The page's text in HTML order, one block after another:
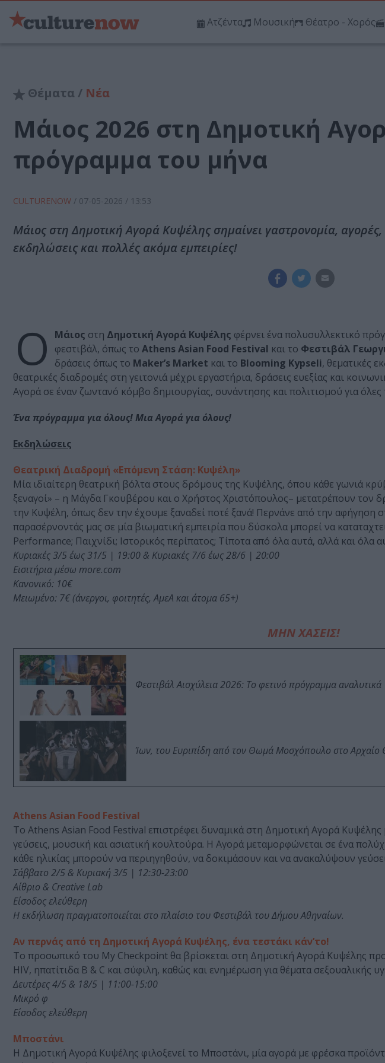
Ατζέντα Μουσική Θέατρο - Χορός
Θέματα / Νέα
Μάιος 2026 στη Δημοτική
πρόγραμμα του μήνα
CULTURENOW / 07-05-2026 / 13:53
Μάιος στη Δημοτική Αγορά Κυψέλης σημαίνει γαστρονομία, αγορές,
εκδηλώσεις και πολλές ακόμα εμπειρίες!
Ο Μάιος στη Δημοτική Αγορά Κυψέλης φέρνει ένα πολυσυλλεκτικό
φεστιβάλ, όπως το Athens Asian Food Festival και το Φεστιβάλ
δράσεις όπως το Maker’s Market και το Blooming Kypseli, θεματικές
θεατρικές διαδρομές στη γειτονιά μέχρι εργαστήρια, δράσεις ευεξίας και
Αγορά σε έναν ζωντανό κόμβο δημιουργίας, συνάντησης και πολιτισμού για όλες
Ένα πρόγραμμα για όλους! Μια Αγορά για όλους!
Εκδηλώσεις
Θεατρική Διαδρομή «Επόμενη Στάση: Κυψέλη»
Μία ιδιαίτερη θεατρική βόλτα στους δρόμους της Κυψέλης, όπου κάθε γωνιά
ξεναγοί» – η Μάγδα Γκουβέρου και ο Χρήστος Χριστόπουλος– μετατρέπουν τον
την Κυψέλη, όπως δεν την έχουμε ξαναδεί ποτέ ξανά! Περνάνε από την αφήγηση
παρασέρνοντάς μας σε μία βιωματική εμπειρία που δύσκολα μπορεί να
Performance; Παιχνίδι; Ιστορικός περίπατος; Τίποτα από όλα αυτά, αλλά και όλα
Κυριακές 3/5 έως 31/5 | 19:00 & Κυριακές 7/6 έως 28/6 | 20:00
Εισιτήρια μέσω more.com
Κανονικό: 10€
Μειωμένο: 7€ (άνεργοι, φοιτητές, ΑμεΑ και άτομα 65+)
ΜΗΝ ΧΑΣΕΙΣ!
Φεστιβάλ Αισχύλεια 2026: Το φετινό πρόγραμμα αναλυτικά
Ίων, του Ευριπίδη από τον Θωμά Μοσχόπουλο στο Αρχαίο
Athens Asian Food Festival
Το Athens Asian Food Festival επιστρέφει δυναμικά στη Δημοτική Αγορά Κυψέλης
γεύσεις, μουσική και ασιατική κουλτούρα. Η Αγορά μεταμορφώνεται σε ένα
κάθε ηλικίας μπορούν να περιηγηθούν, να δοκιμάσουν και να ανακαλύψουν
Σάββατο 2/5 & Κυριακή 3/5 | 12:30-23:00
Αίθριο & Creative Lab
Είσοδος ελεύθερη
Η εκδήλωση πραγματοποιείται στο πλαίσιο του Φεστιβάλ του Δήμου Αθηναίων.
Αν περνάς από τη Δημοτική Αγορά Κυψέλης, ένα τεστάκι κάν’το!
Το προσωπικό του My Checkpoint θα βρίσκεται στη Δημοτική Αγορά Κυψέλης
HIV, ηπατίτιδα B & C και σύφιλη, καθώς και ενημέρωση για θέματα σεξουαλικής
Δευτέρες 4/5 & 18/5 | 11:00-15:00
Μικρό φ
Είσοδος ελεύθερη
Μποστάνι
Η Δημοτική Αγορά Κυψέλης φιλοξενεί το Μποστάνι, μία αγορά με φρέσκα